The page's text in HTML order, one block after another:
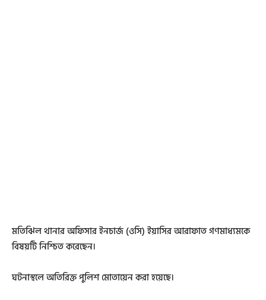
মতিঝিল থানার অফিসার ইনচার্জ (ওসি) ইয়াসির আরাফাত গণমাধ্যমকে
বিষয়টি নিশ্চিত করেছেন।
ঘটনাস্থলে অতিরিক্ত পুলিশ মোতায়েন করা হয়েছে।